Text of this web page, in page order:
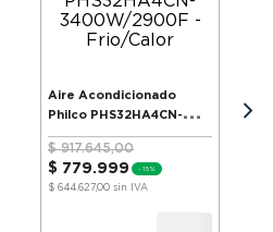
Aire Acondicionado
Philco PHS32HA4CN-
3400W/2900F -
Frio/Calor
$ 917.645,00
$ 779.999 -15%
$ 644.627,00 sin IVA